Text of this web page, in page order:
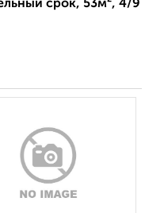
срок, 53м², 4/9